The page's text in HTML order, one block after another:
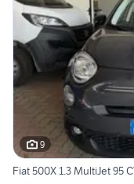
9
Fiat 500X 1.3 MultiJet 95